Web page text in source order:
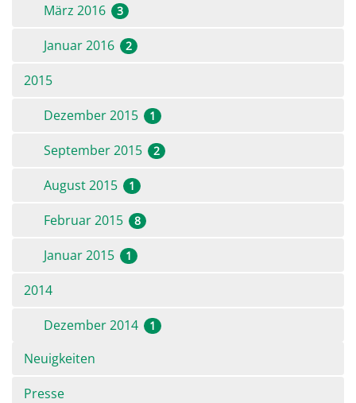
März 2016 3
Januar 2016 2
2015
Dezember 2015
1
September 2015 2
August 2015 1
Februar 2015 8
Januar 2015 1
2014
Dezember 2014
1
Navigation
überspringen
Neuigkeiten
Presse